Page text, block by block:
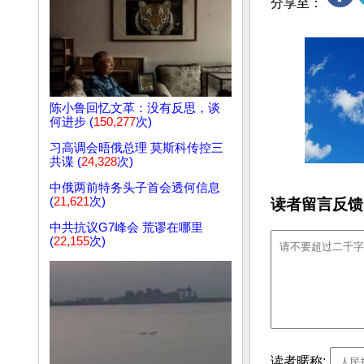
陈小鲁回忆文革：没有反思，谈
何进步 (150,277次)
习高调会晤俄总理 莫斯科传控三
共谍 (24,328次)
中俄两前特务头子首会透何信息
(21,621次)
中共抗议G7峰会 荒谬在哪里
(22,155次)
分享至：
读者留言反
读者暱称: